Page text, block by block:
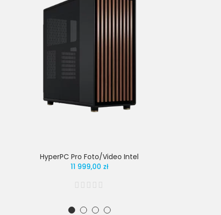
HyperPC Pro Foto/Video Intel
11 999,00 zł